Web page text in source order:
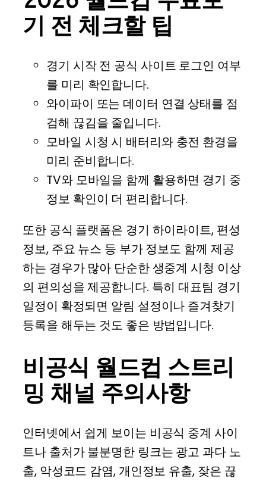
기 전 체크할 팁
경기 시작 전 공식 사이트 로그인 여부
를 미리 확인합니다.
와이파이 또는 데이터 연결 상태를 점
검해 끊김을 줄입니다.
모바일 시청 시 배터리와 충전 환경을
미리 준비합니다.
TV와 모바일을 함께 활용하면 경기 중
정보 확인이 더 편리합니다.
또한 공식 플랫폼은 경기 하이라이트, 편성
정보, 주요 뉴스 등 부가 정보도 함께 제공
하는 경우가 많아 단순한 생중계 시청 이상
의 편의성을 제공합니다. 특히 대표팀 경기
일정이 확정되면 알림 설정이나 즐겨찾기
등록을 해두는 것도 좋은 방법입니다.
비공식 월드컵 스트리
밍 채널 주의사항
인터넷에서 쉽게 보이는 비공식 중계 사이
트나 출처가 불분명한 링크는 광고 과다 노
출, 악성코드 감염, 개인정보 유출, 잦은 끊